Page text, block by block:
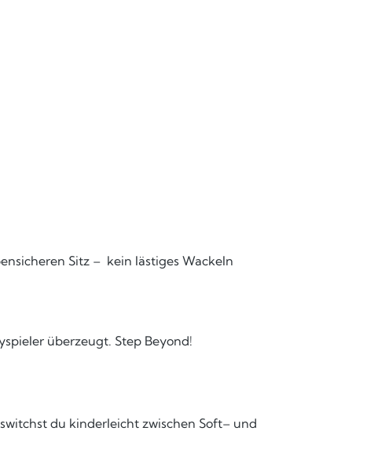
Sitz – kein lästiges Wackeln
überzeugt. Step Beyond!
du kinderleicht zwischen Soft– und